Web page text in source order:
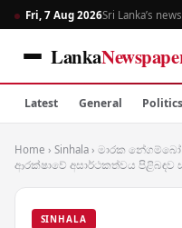
Fri, 7 Aug 2026Sri Lanka’s
Lanka
Latest General Politics
Home › Sinhala › මාරක නේගම්බෝ
ආරක්ෂාවේ අසාර්ථකත්වය පිළිබඳව
SINHALA